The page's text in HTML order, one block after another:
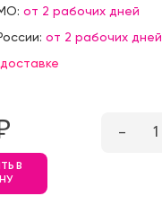
от 2 рабочих дней
от 2 рабочих дней
– 1
В